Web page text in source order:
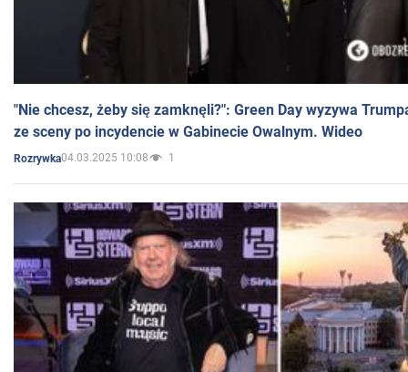
"Nie chcesz, żeby się zamknęli?": Green Day wyzywa
ze sceny po incydencie w Gabinecie Owalnym. Wideo
Rozrywka04.03.2025 10:08 1